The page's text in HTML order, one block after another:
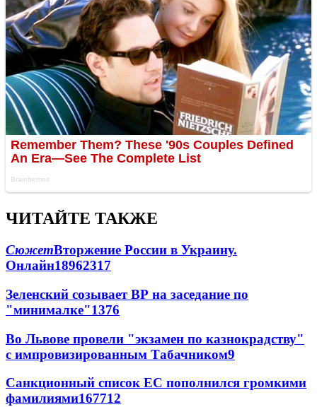
ЧИТАЙТЕ ТАКЖЕ
СюжетВторжение России в Украину.
Онлайн18962317
Зеленский созывает ВР на заседание по
"минималке"1376
Во Львове провели "экзамен по казнокрадству"
с импровизированным Табачником9
Санкционный список ЕС пополнился громкими
фамилиями167712